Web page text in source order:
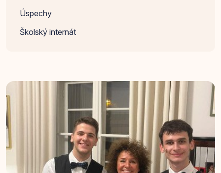
Úspechy
Školský internát